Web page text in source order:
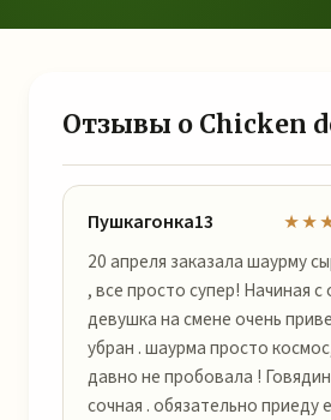
Отзывы о Chicken
Пушкагонка13
20 апреля заказала шаурму
, все просто супер! Начиная
девушка на смене очень
убран . шаурма просто
давно не пробовала !
сочная . обязательно приеду